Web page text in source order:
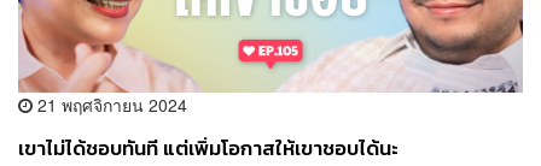
21 พฤศจิกายน 2024
เขาไม่ได้ชอบทันที แต่เพิ่มโอกาสให้เขาชอบได้นะ